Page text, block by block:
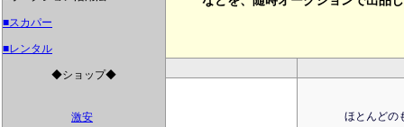
■スカパー
■レンタル
◆ショップ◆
激安
ほとんどの